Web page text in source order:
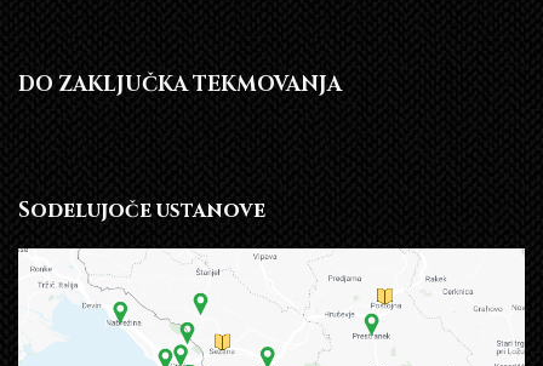
DO ZAKLJUČKA TEKMOVANJA
Sodelujoče ustanove